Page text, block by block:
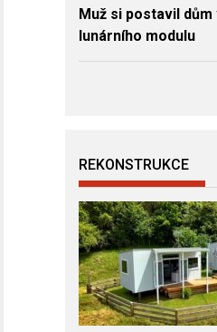
Muž si postavil dům
lunárního modulu
REKONSTRUKCE